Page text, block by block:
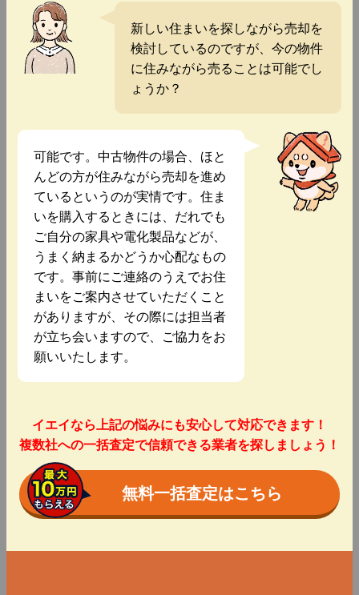
新しい住まいを探しながら売却を
検討しているのですが、今の物件
に住みながら売ることは可能でし
ょうか？
可能です。中古物件の場合、ほと
んどの方が住みながら売却を進め
ているというのが実情です。住ま
いを購入するときには、だれでも
ご自分の家具や電化製品などが、
うまく納まるかどうか心配なもの
です。事前にご連絡のうえでお住
まいをご案内させていただくこと
がありますが、その際には担当者
が立ち会いますので、ご協力をお
願いいたします。
イエイなら上記の悩みにも安心して対応できます！
複数社への一括査定で信頼できる業者を探しましょう！
無料一括査定はこちら